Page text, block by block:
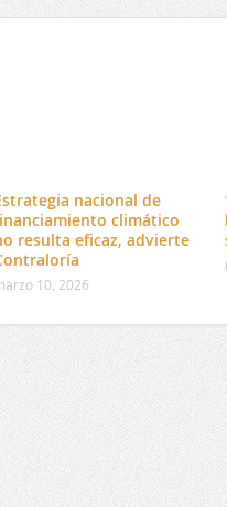
nacional de
climático
resulta eficaz, advierte
10, 2026